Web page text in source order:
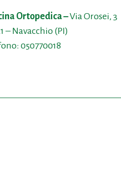
Ortopedica –Via Orosei, 3
– Navacchio (PI)
050770018